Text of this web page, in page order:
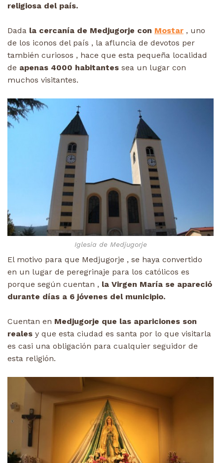
religiosa del país.
Dada la cercanía de Medjugorje con Mostar , uno
de los iconos del país , la afluncia de devotos per
también curiosos , hace que esta pequeña localidad
de apenas 4000 habitantes sea un lugar con
muchos visitantes.
Iglesia de Medjugorje
El motivo para que Medjugorje , se haya convertido
en un lugar de peregrinaje para los católicos es
porque según cuentan , la Virgen María se apareció
durante días a 6 jóvenes del municipio.
Cuentan en Medjugorje que las apariciones son
reales y que esta ciudad es santa por lo que visitarla
es casi una obligación para cualquier seguidor de
esta religión.